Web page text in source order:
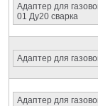
Адаптер для
01 Ду20 сварка
Адаптер для
Адаптер для